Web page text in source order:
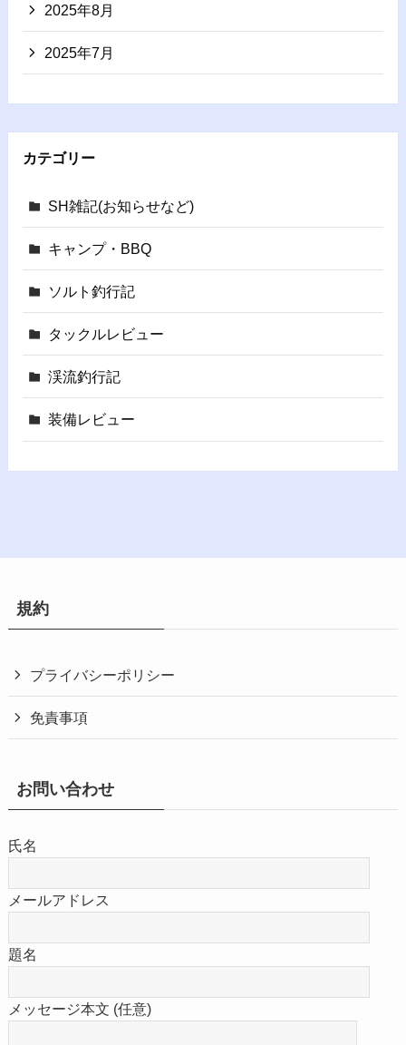
2025年8月
2025年7月
カテゴリー
SH雑記(お知らせなど)
キャンプ・BBQ
ソルト釣行記
タックルレビュー
渓流釣行記
装備レビュー
規約
プライバシーポリシー
免責事項
お問い合わせ
氏名
メールアドレス
題名
メッセージ本文 (任意)